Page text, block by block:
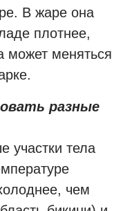
В жаре она
плотнее,
может меняться
разные
участки тела
чем